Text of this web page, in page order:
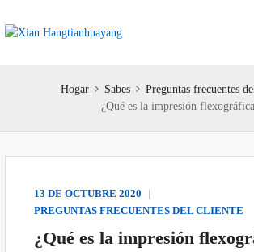
Hogar Sabes
Preguntas frecuentes
¿Qué es la impresión
13 DE OCTUBRE 2020
PREGUNTAS FRECUENTES DEL CLIENTE
¿Qué es la impresión